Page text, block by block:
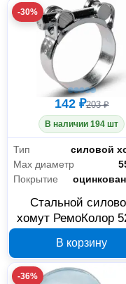
-30%
142 ₽203 ₽
В наличии 194 шт
Тип
силовой
Max диаметр
Покрытие
Стальной
хомут РемоКолор
В корзину
-36%